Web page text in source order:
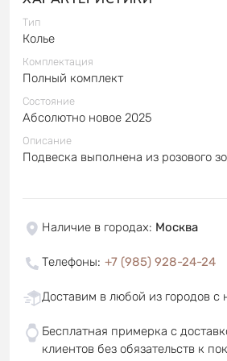
Тип
Колье
Комплектация
Полный комплект
Состояние
Абсолютно новое 2025
Описание
Подвеска выполнена из розового
Наличие в городах: Москва
Телефоны: +7 (985) 928-24-24
Доставим в любой из городов
Бесплатная примерка с
клиентов без обязательств к